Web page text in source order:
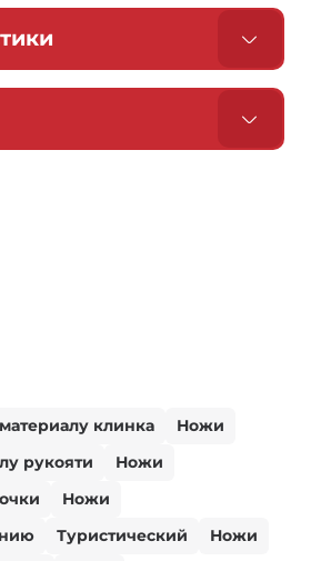
клинка
Ножи
рукояти
Ножи
Ножи
Туристический
Ножи